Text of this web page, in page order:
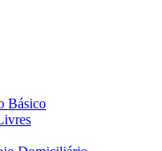
Básico